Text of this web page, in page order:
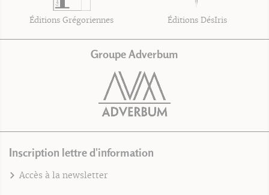
Éditions Grégoriennes Éditions DésIris
Groupe Adverbum
Inscription lettre d'information
Accès à la newsletter